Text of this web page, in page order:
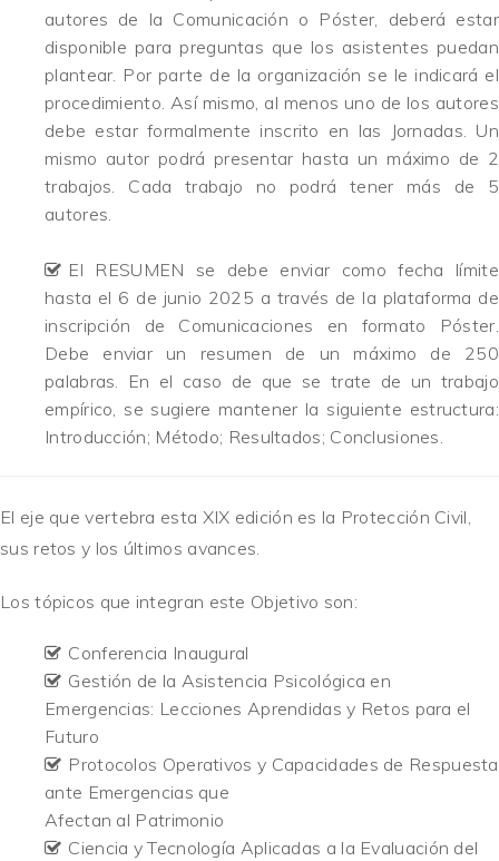
autores de la Comunicación o Póster, deberá estar
disponible para preguntas que los asistentes puedan
plantear. Por parte de la organización se le indicará el
procedimiento. Así mismo, al menos uno de los autores
debe estar formalmente inscrito en las Jornadas. Un
mismo autor podrá presentar hasta un máximo de 2
trabajos. Cada trabajo no podrá tener más de 5
autores.
El RESUMEN se debe enviar como fecha límite
hasta el 6 de junio 2025 a través de la plataforma de
inscripción de Comunicaciones en formato Póster.
Debe enviar un resumen de un máximo de 250
palabras. En el caso de que se trate de un trabajo
empírico, se sugiere mantener la siguiente estructura:
Introducción; Método; Resultados; Conclusiones.
El eje que vertebra esta XIX edición es la Protección Civil,
sus retos y los últimos avances.
Los tópicos que integran este Objetivo son:
Conferencia Inaugural
Gestión de la Asistencia Psicológica en
Emergencias: Lecciones Aprendidas y Retos para el
Futuro
Protocolos Operativos y Capacidades de Respuesta
ante Emergencias que
Afectan al Patrimonio
Ciencia y Tecnología Aplicadas a la Evaluación del